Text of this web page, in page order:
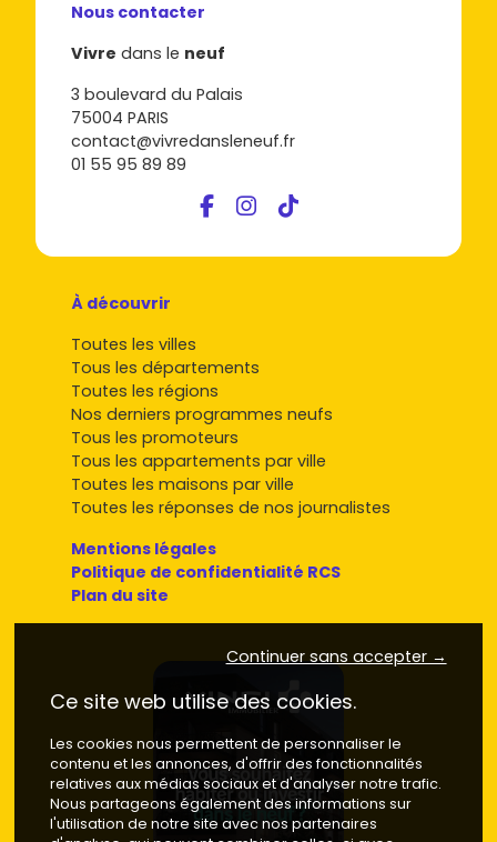
Nous contacter
Vivre dans le neuf
3 boulevard du Palais
75004 PARIS
contact@vivredansleneuf.fr
01 55 95 89 89
À découvrir
Toutes les villes
Tous les départements
Toutes les régions
Nos derniers programmes neufs
Tous les promoteurs
Tous les appartements par ville
Toutes les maisons par ville
Toutes les réponses de nos journalistes
Mentions légales
Politique de confidentialité RCS
Plan du site
Continuer sans accepter →
Ce site web utilise des cookies.
Les cookies nous permettent de personnaliser le
contenu et les annonces, d'offrir des fonctionnalités
relatives aux médias sociaux et d'analyser notre trafic.
Nous partageons également des informations sur
l'utilisation de notre site avec nos partenaires